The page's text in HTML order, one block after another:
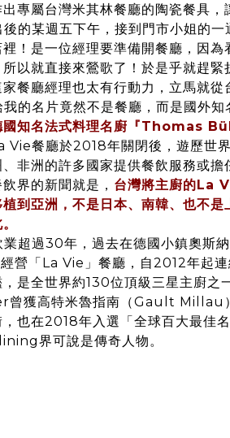
專屬台灣米其林餐廳的陶瓷餐具，
後的某週五下午，接到門市小姐的一
！是一位經理要準備開餐廳，因為
以就直接來鶯歌了！於是乎就趕緊
餐廳經理也太有行動力，立馬就從
的名片竟然不是餐廳，而是國外知
國知名法式料理名廚『Thomas
Vie餐廳於2018年關閉後，遊歷世
非洲的許多國家提供餐飲服務或擔
界的新聞就是， 台灣將主廚的La
到亞洲，不是日本、南韓、也不是
業超過30年，過去在德國小鎮奧斯
營「La Vie」餐廳，自2012年起
是全世界約130位頂級三星主廚之
獲高特米魯指南（Gault Millau
，也在2018年入選「全球百大最佳
界可說是傳奇人物。